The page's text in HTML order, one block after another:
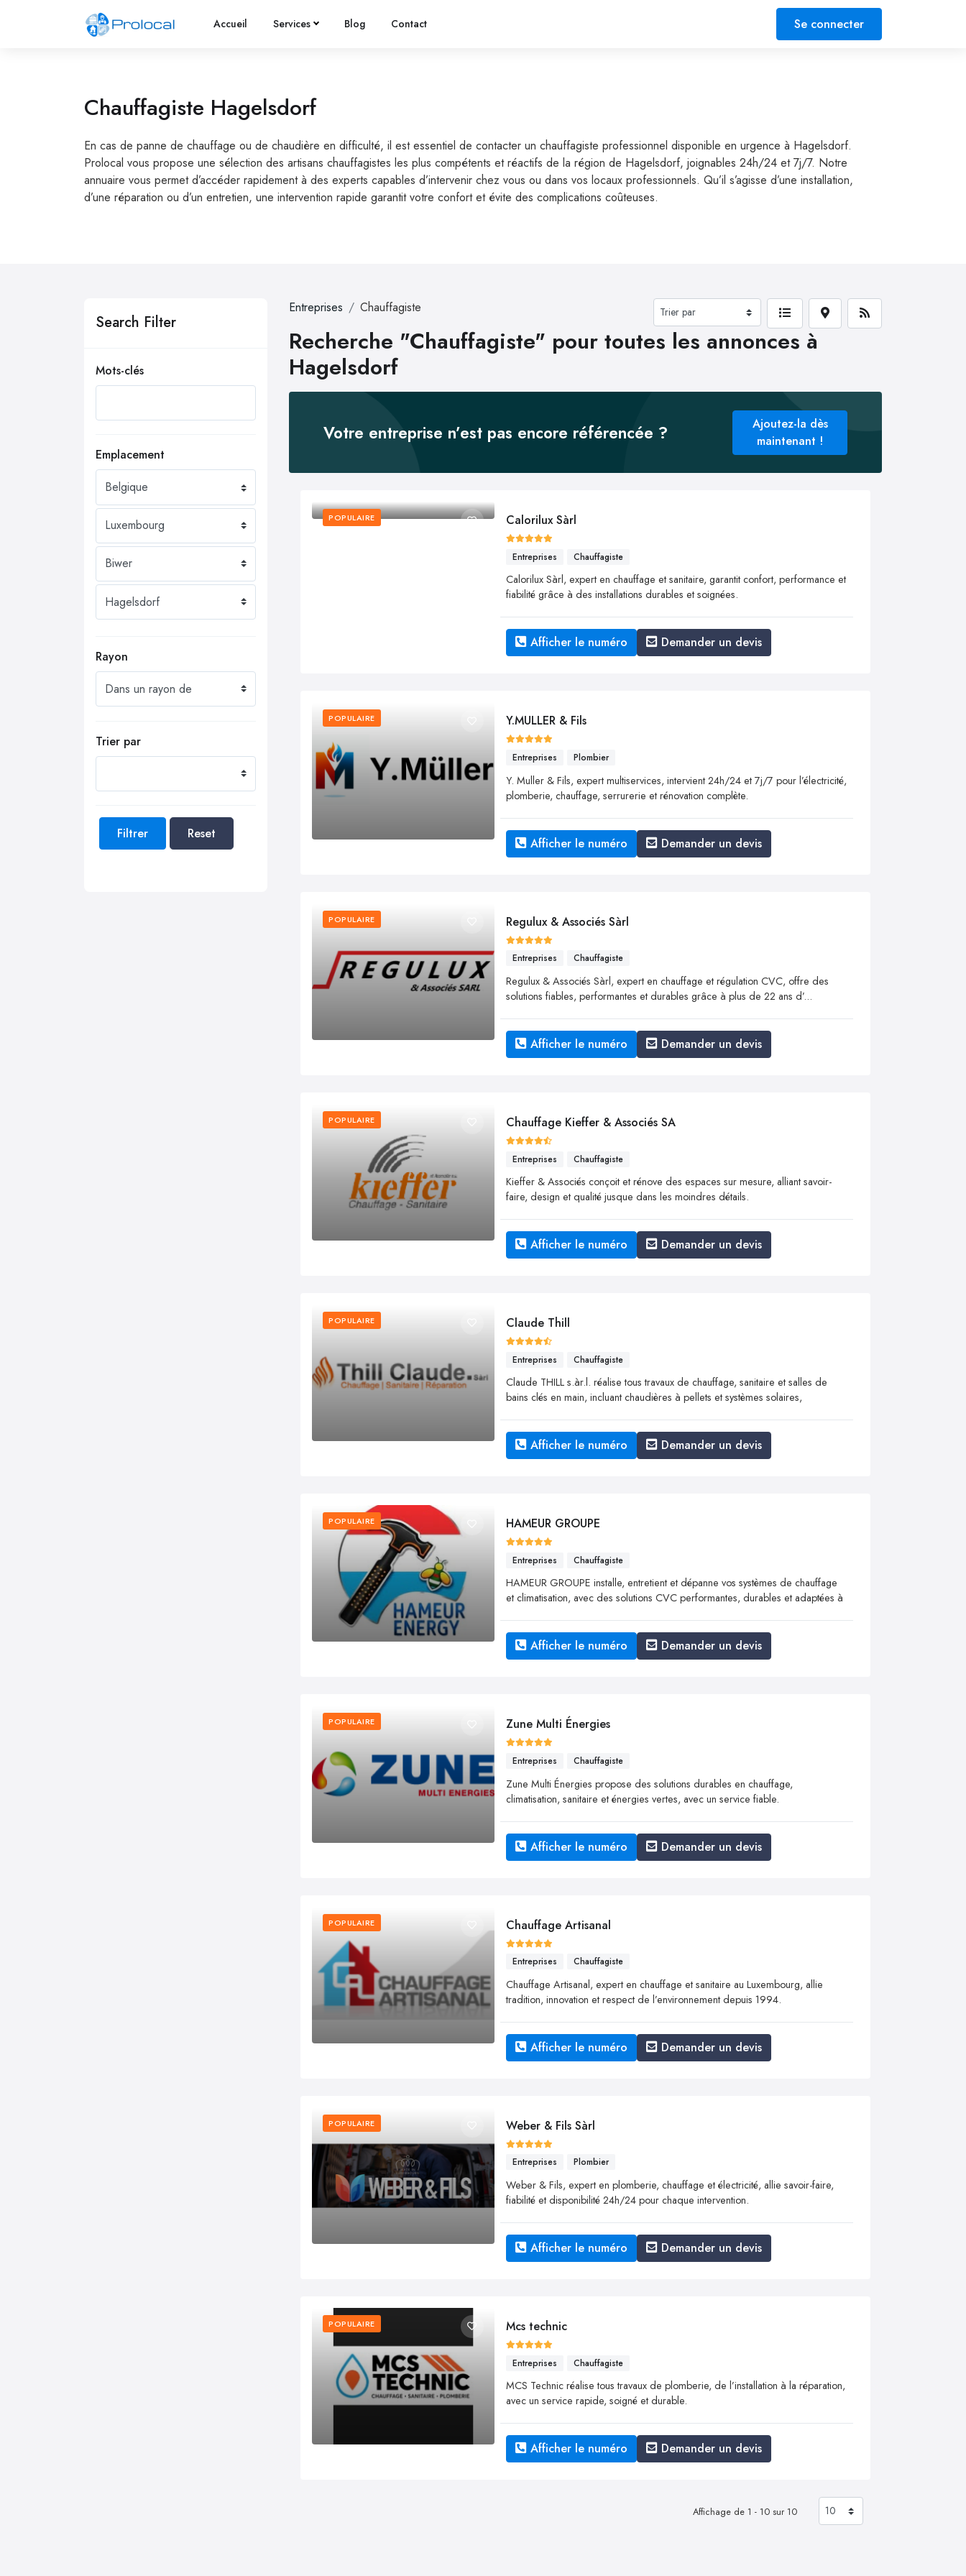
Accueil Services Blog Contact Se connecter
Chauffagiste Hagelsdorf
En cas de panne de chauffage ou de chaudière en difficulté, il est essentiel de contacter un chauffagiste professionnel disponible en urgence à Hagelsdorf.
Prolocal vous propose une sélection des artisans chauffagistes les plus compétents et réactifs de la région de Hagelsdorf, joignables 24h/24 et 7j/7. Notre
annuaire vous permet d’accéder rapidement à des experts capables d’intervenir chez vous ou dans vos locaux professionnels. Qu’il s’agisse d’une installation,
d’une réparation ou d’un entretien, une intervention rapide garantit votre confort et évite des complications coûteuses.
Search Filter
Mots-clés
Emplacement
Rayon
Trier par
Filtrer Reset
Entreprises Chauffagiste
Recherche "Chauffagiste" pour toutes les annonces à
Hagelsdorf
Votre entreprise n’est pas encore référencée ?
Ajoutez-la dès
maintenant !
POPULAIRE Calorilux Sàrl
Entreprises Chauffagiste
Calorilux Sàrl, expert en chauffage et sanitaire, garantit confort, performance et
fiabilité grâce à des installations durables et soignées.
Afficher le numéro Demander un devis
POPULAIRE Y.MULLER & Fils
Entreprises Plombier
Y. Muller & Fils, expert multiservices, intervient 24h/24 et 7j/7 pour l’électricité,
plomberie, chauffage, serrurerie et rénovation complète.
Afficher le numéro Demander un devis
POPULAIRE Regulux & Associés Sàrl
Entreprises Chauffagiste
Regulux & Associés Sàrl, expert en chauffage et régulation CVC, offre des
solutions fiables, performantes et durables grâce à plus de 22 ans d’...
Afficher le numéro Demander un devis
POPULAIRE Chauffage Kieffer & Associés SA
Entreprises Chauffagiste
Kieffer & Associés conçoit et rénove des espaces sur mesure, alliant savoir-
faire, design et qualité jusque dans les moindres détails.
Afficher le numéro Demander un devis
POPULAIRE Claude Thill
Entreprises Chauffagiste
Claude THILL s.àr.l. réalise tous travaux de chauffage, sanitaire et salles de
bains clés en main, incluant chaudières à pellets et systèmes solaires,
Afficher le numéro Demander un devis
POPULAIRE HAMEUR GROUPE
Entreprises Chauffagiste
HAMEUR GROUPE installe, entretient et dépanne vos systèmes de chauffage
et climatisation, avec des solutions CVC performantes, durables et adaptées à
Afficher le numéro Demander un devis
POPULAIRE Zune Multi Énergies
Entreprises Chauffagiste
Zune Multi Énergies propose des solutions durables en chauffage,
climatisation, sanitaire et énergies vertes, avec un service fiable.
Afficher le numéro Demander un devis
POPULAIRE Chauffage Artisanal
Entreprises Chauffagiste
Chauffage Artisanal, expert en chauffage et sanitaire au Luxembourg, allie
tradition, innovation et respect de l’environnement depuis 1994.
Afficher le numéro Demander un devis
POPULAIRE Weber & Fils Sàrl
Entreprises Plombier
Weber & Fils, expert en plomberie, chauffage et électricité, allie savoir-faire,
fiabilité et disponibilité 24h/24 pour chaque intervention.
Afficher le numéro Demander un devis
POPULAIRE Mcs technic
Entreprises Chauffagiste
MCS Technic réalise tous travaux de plomberie, de l’installation à la réparation,
avec un service rapide, soigné et durable.
Afficher le numéro Demander un devis
Affichage de 1 - 10 sur 10